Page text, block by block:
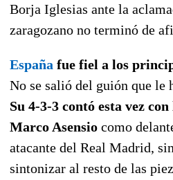
Borja Iglesias ante la
zaragozano no terminó de
España fue fiel a los
No se salió del guión que le
Su 4-3-3 contó esta vez
Marco Asensio como
atacante del Real Madrid,
sintonizar al resto de las